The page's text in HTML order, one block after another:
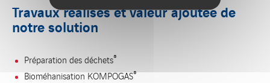
Travaux réalisés et valeur ajoutée de
notre solution
Préparation des déchets®
Bioméhanisation KOMPOGAS®